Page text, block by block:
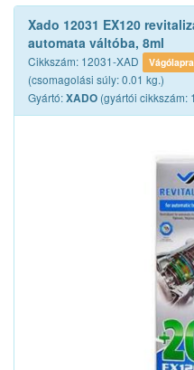
Xado 12031 EX120
automata váltóba, 8ml
Cikkszám: 12031-XAD Vágólapra
(csomagolási súly: 0.01 kg.)
Gyártó:XADO (gyártói cikkszám: